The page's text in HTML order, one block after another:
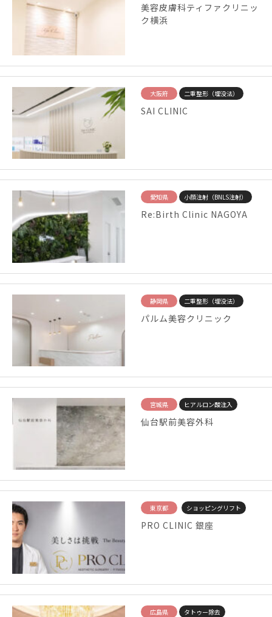
美容皮膚科ティファクリニッ
ク横浜
大阪府 二重整形（埋没法）
SAI CLINIC
愛知県 小顔注射（BNLS注射）
Re:Birth Clinic NAGOYA
静岡県 二重整形（埋没法）
パルム美容クリニック
宮城県 ヒアルロン酸注入
仙台駅前美容外科
東京都 ショッピングリフト
PRO CLINIC 銀座
広島県 タトゥー除去